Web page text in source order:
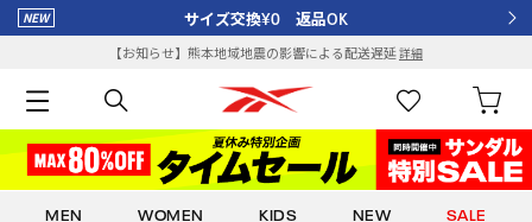
サイズ交換¥0 返品OK
【お知らせ】熊本地域地震の影響による配送遅延詳細
MEN WOMEN KIDS NEW SALE